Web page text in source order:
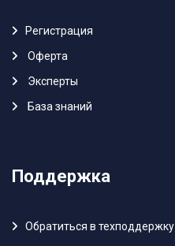
Регистрация
Oферта
Эксперты
База знаний
Поддержка
Обратиться в техподдержку